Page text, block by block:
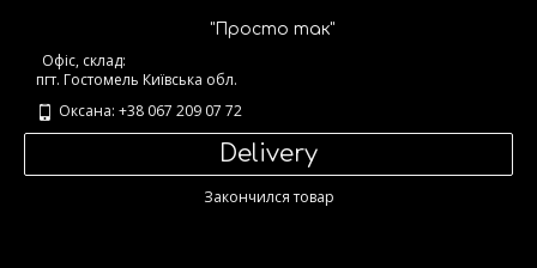
"Просто так"
Офіс, склад:
пгт. Гостомель Київська обл.
Оксана: +38 067 209 07 72
Delivery
Закончился товар